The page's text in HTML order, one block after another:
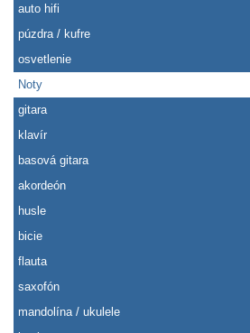
auto hifi
púzdra / kufre
osvetlenie
Noty
gitara
klavír
basová gitara
akordeón
husle
bicie
flauta
saxofón
mandolína / ukulele